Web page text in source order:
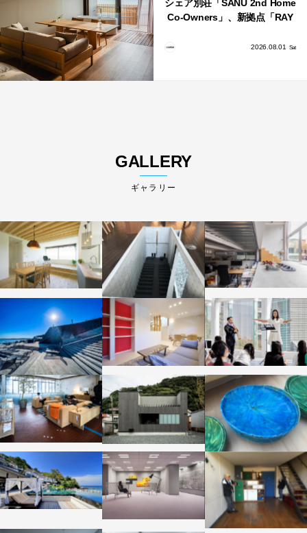
シェア別荘「SANU 2nd Home
Co-Owners」、新拠点「RAY
2026.08.01 Sat
GALLERY
ギャラリー